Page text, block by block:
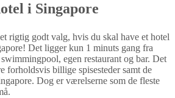
i Singapore
rigtig godt valg, hvis du skal have et hotel
Det ligger kun 1 minuts gang fra
egen restaurant og bar. Det
forholdsvis billige spisesteder samt de
Dog er værelserne som de fleste